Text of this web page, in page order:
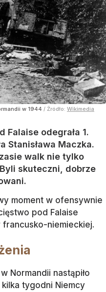
w 1944 / Źródło: Wikimedia
Falaise odegrała 1.
Stanisława Maczka.
walk nie tylko
skuteczni, dobrze
moment w ofensywnie
pod Falaise
niemieckiej.
Normandii nastąpiło
tygodni Niemcy